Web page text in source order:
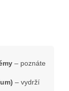
– poznáte
– vydrží